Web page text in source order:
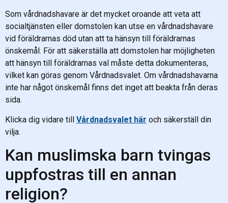
Som vårdnadshavare är det mycket oroande att veta att
socialtjänsten eller domstolen kan utse en vårdnadshavare
vid föräldrarnas död utan att ta hänsyn till föräldrarnas
önskemål. För att säkerställa att domstolen har möjligheten
att hänsyn till föräldrarnas val måste detta dokumenteras,
vilket kan göras genom Vårdnadsvalet. Om vårdnadshavarna
inte har något önskemål finns det inget att beakta från deras
sida.
Klicka dig vidare till Vårdnadsvalet här och säkerställ din
vilja.
Kan muslimska barn tvingas
uppfostras till en annan
religion?